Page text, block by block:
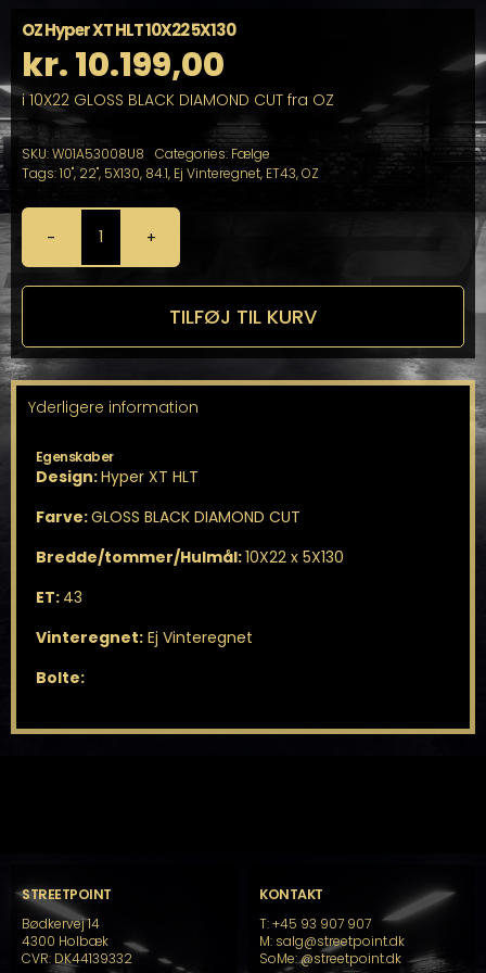
OZ Hyper XT HLT 10X22 5X130
kr.10.199,00
i 10X22 GLOSS BLACK DIAMOND CUT fra OZ
SKU:W01A53008U8 Categories: Fælge
Tags:10",22", 5X130, 84.1, Ej Vinteregnet, ET43,OZ
OZ
Hyper
XT
5X130
TILFØJ TIL KURV
Yderligere information
Egenskaber
Design:Hyper XT HLT
Farve:GLOSS BLACK DIAMOND CUT
Bredde/tommer/Hulmål:10X22 x 5X130
ET: 43
Vinteregnet:Ej Vinteregnet
Bolte:
STREETPOINT
Bødkervej 14
4300 Holbæk
CVR: DK44139332
KONTAKT
T: +45 93 907 907
M: salg@streetpoint.dk
SoMe:@streetpoint.dk